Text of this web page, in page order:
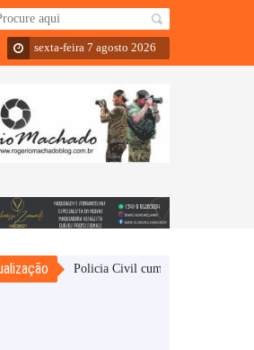
sexta-feira 7 agosto 2026
– Policia Civil cumpre mandado de busca e